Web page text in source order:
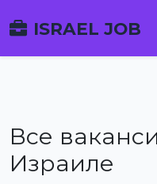
ISRAEL JOB
Все
Израиле